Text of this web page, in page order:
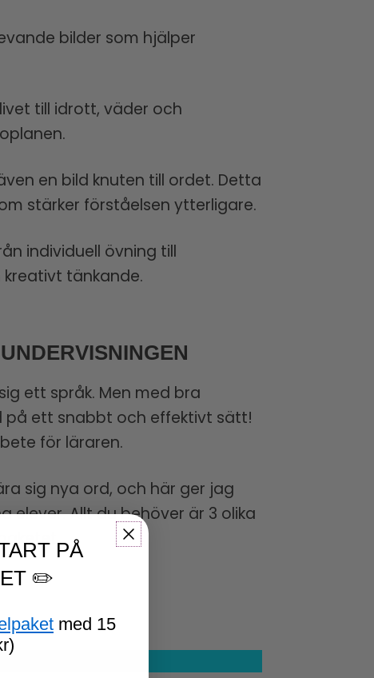
bilder som hjälper
till idrott, väder och
en bild knuten till ordet. Detta
stärker förståelsen ytterligare.
individuell övning till
tänkande.
ett språk. Men med bra
på ett snabbt och effektivt sätt!
för läraren.
sig nya ord, och här ger jag
Allt du behöver är 3 olika
PÅ
✏️
med 15